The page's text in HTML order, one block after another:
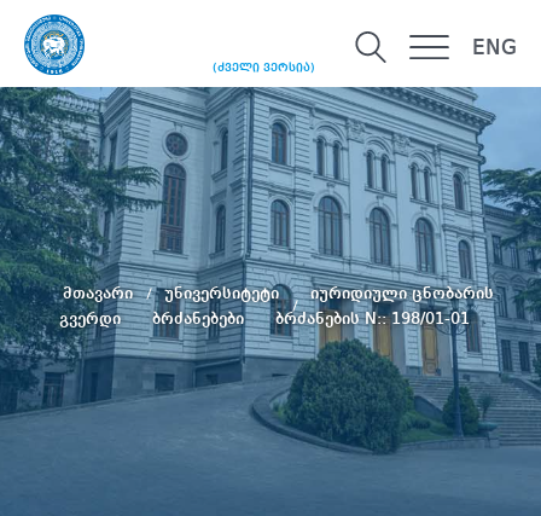
(ძველი ვერსია)
ENG
მთავარი უნივერსიტეტი
იურიდიული ცნობარის
გვერდი
ბრძანებები ბრძანების N:: 198/01-01